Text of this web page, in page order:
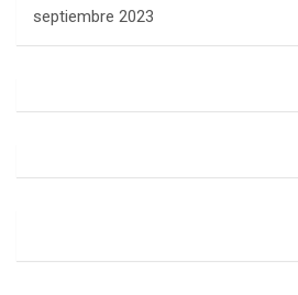
septiembre 2023